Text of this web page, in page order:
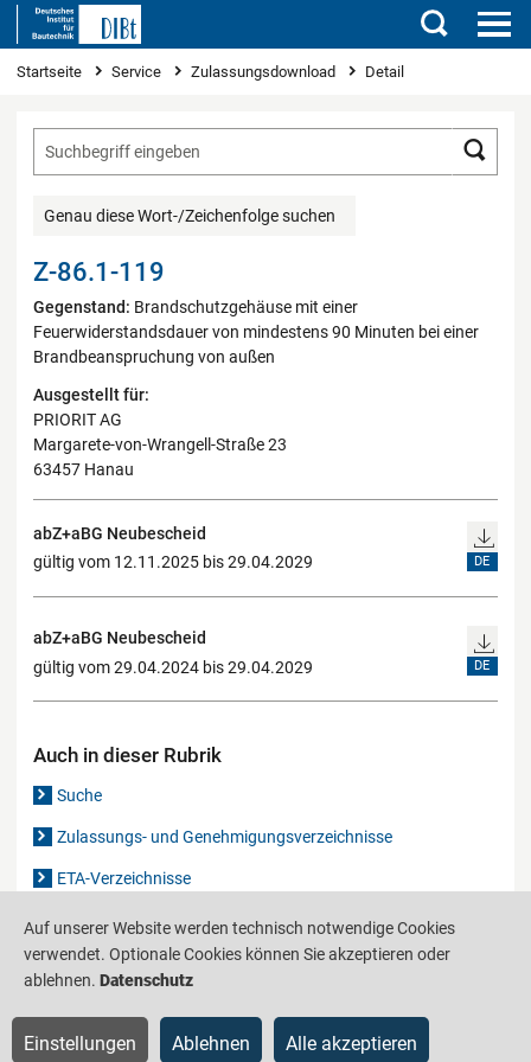
Suchen
Sie sind hier
Startseite Service Zulassungsdownload Detail
Genau diese Wort-/Zeichenfolge suchen
Z-86.1-119
Gegenstand: Brandschutzgehäuse mit einer
Feuerwiderstandsdauer von mindestens 90 Minuten bei einer
Brandbeanspruchung von außen
Ausgestellt für:
PRIORIT AG
Margarete-von-Wrangell-Straße 23
63457 Hanau
abZ+aBG Neubescheid
gültig vom 12.11.2025 bis 29.04.2029
DE
abZ+aBG Neubescheid
gültig vom 29.04.2024 bis 29.04.2029
DE
Auch in dieser Rubrik
Suche
Zulassungs- und Genehmigungsverzeichnisse
ETA-Verzeichnisse
Gutachten-Verzeichnis
Barrierefreiheit Datenschutz Impressum Sitemap
Auf unserer Website werden technisch notwendige Cookies
verwendet. Optionale Cookies können Sie akzeptieren oder
ablehnen. Datenschutz
Einstellungen Ablehnen Alle akzeptieren